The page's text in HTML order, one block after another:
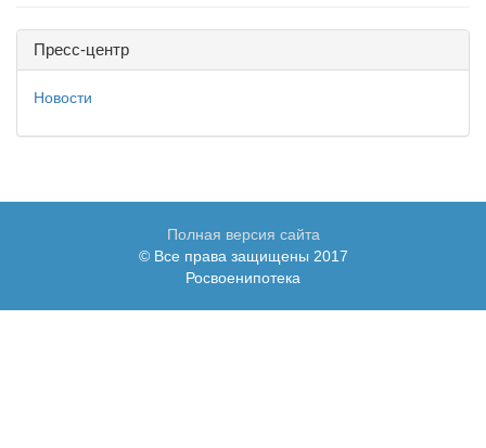
Пресс-центр
Новости
Полная версия сайта
© Все права защищены 2017
Росвоенипотека